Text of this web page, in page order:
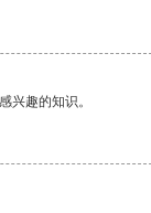
兴趣的知识。